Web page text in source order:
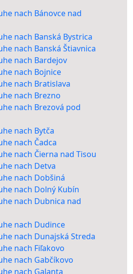
nach Bánovce nad
nach Banská Bystrica
nach Banská Štiavnica
nach Bardejov
nach Bojnice
nach Bratislava
nach Brezno
nach Brezová pod
nach Bytča
nach Čadca
nach Čierna nad Tisou
nach Detva
nach Dobšiná
nach Dolný Kubín
nach Dubnica nad
nach Dudince
nach Dunajská Streda
nach Fiľakovo
nach Gabčíkovo
nach Galanta